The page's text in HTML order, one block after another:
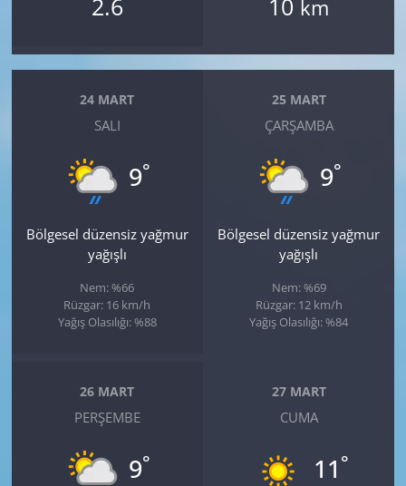
2.6 10 km
24 MART
SALI
9°
Bölgesel düzensiz yağmur
yağışlı
Nem: %66
Rüzgar: 16 km/h
Yağış Olasılığı: %88
25 MART
ÇARŞAMBA
9°
Bölgesel düzensiz yağmur
yağışlı
Nem: %69
Rüzgar: 12 km/h
Yağış Olasılığı: %84
26 MART
PERŞEMBE
9°
27 MART
CUMA
11 °